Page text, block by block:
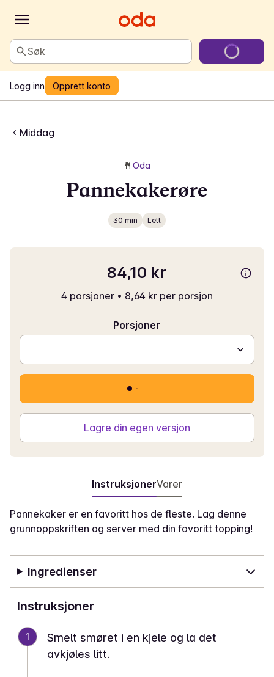
Søk
Logg inn Opprett konto
Middag
Oda
Pannekakerøre
30 min Lett
84,10 kr
4 porsjoner • 8,64 kr per porsjon
Porsjoner
Lagre din egen versjon
InstruksjonerVarer
Pannekaker er en favoritt hos de fleste. Lag denne
grunnoppskriften og server med din favoritt topping!
Ingredienser
Instruksjoner
1
Smelt smøret i en kjele og la det
avkjøles litt.